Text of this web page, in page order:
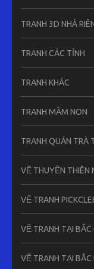
TRANH 3D NHÀ
TRANH CÁC TỈNH
TRANH KHÁC
TRANH MẦM NON
TRANH QUÁN TRÀ
VẼ THUYỀN THIÊN
VẼ TRANH
VẼ TRANH TẠI BẮC
VẼ TRANH TẠI BẮC